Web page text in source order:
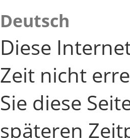
Deutsch
Diese
Zeit nicht
Sie diese
späteren